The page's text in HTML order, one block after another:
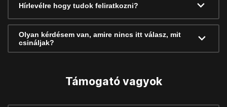
Hírlevélre hogy tudok feliratkozni?
Olyan kérdésem van, amire nincs itt válasz, mit
csináljak?
Támogató vagyok